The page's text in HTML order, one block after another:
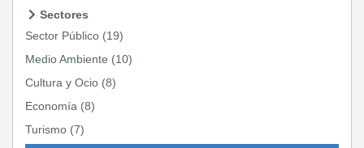
Sectores
Sector Público (19)
Medio Ambiente (10)
Cultura y Ocio (8)
Economía (8)
Turismo (7)